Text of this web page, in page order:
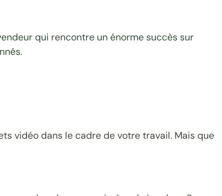
qui rencontre un énorme succès sur
vidéo dans le cadre de votre travail. Mais que